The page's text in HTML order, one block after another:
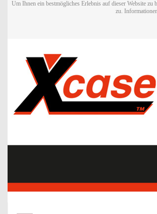
Um Ihnen ein bestmögliches Erlebnis auf dieser Website
zu.